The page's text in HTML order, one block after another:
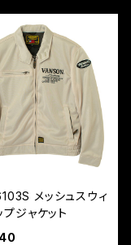
メッシュスウィ
プジャケット